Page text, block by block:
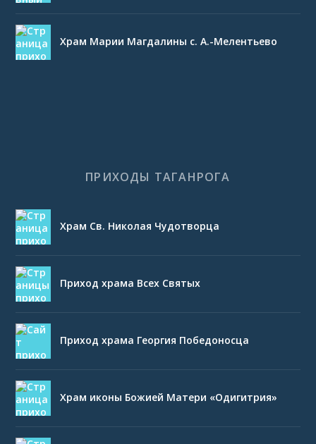
Храм Марии Магдалины с. А.-Мелентьево
ПРИХОДЫ ТАГАНРОГА
Храм Св. Николая Чудотворца
Приход храма Всех Святых
Приход храма Георгия Победоносца
Храм иконы Божией Матери «Одигитрия»